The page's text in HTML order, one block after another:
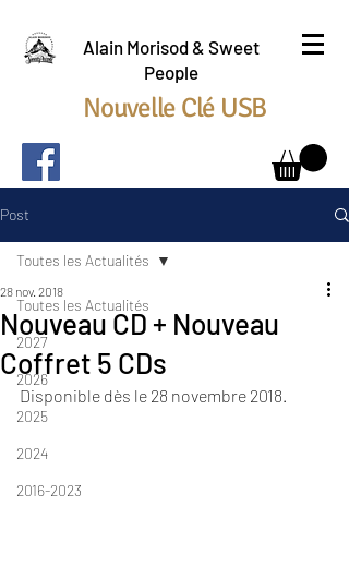
Alain Morisod & Sweet
People
Nouvelle Clé USB
Post
Toutes les Actualités
2027
2026
2025
2024
2016-2023
Toutes les Actualités
Nouveau CD + Nouveau
Coffret 5 CDs
28 nov. 2018
Disponible dès le 28 novembre 2018.